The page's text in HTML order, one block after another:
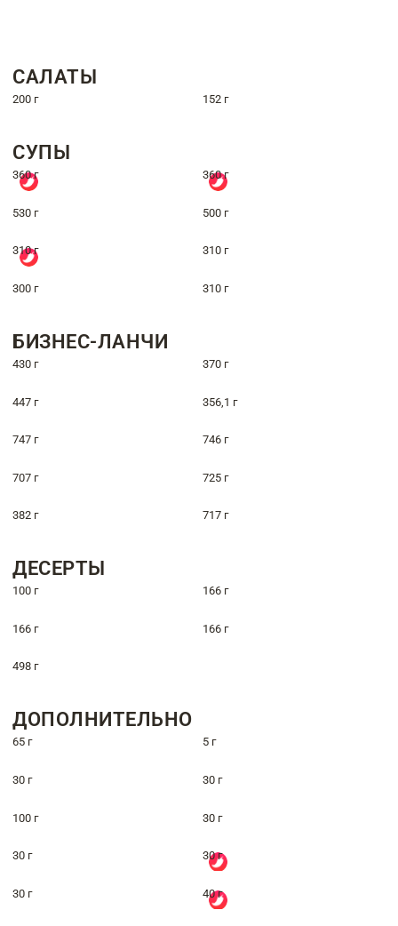
САЛАТЫ
200 г 152 г
СУПЫ
360 г 360 г
530 г 500 г
310 г 310 г
300 г 310 г
БИЗНЕС-ЛАНЧИ
430 г 370 г
447 г 356,1 г
747 г 746 г
707 г 725 г
382 г 717 г
ДЕСЕРТЫ
100 г 166 г
166 г 166 г
498 г
ДОПОЛНИТЕЛЬНО
65 г 5 г
30 г 30 г
100 г 30 г
30 г 30 г
30 г 40 г